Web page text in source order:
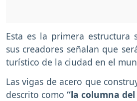
Esta es la primera
sus creadores señalan que
turístico de la ciudad en el
Las vigas de acero que
descrito como “la columna